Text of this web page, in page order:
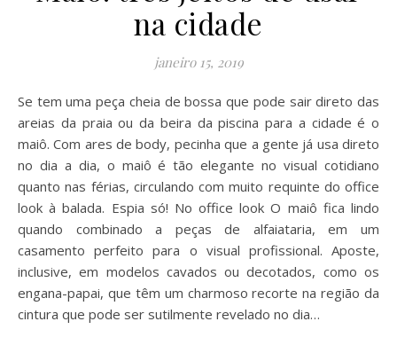
na cidade
janeiro 15, 2019
Se tem uma peça cheia de bossa que pode sair direto das
areias da praia ou da beira da piscina para a cidade é o
maiô. Com ares de body, pecinha que a gente já usa direto
no dia a dia, o maiô é tão elegante no visual cotidiano
quanto nas férias, circulando com muito requinte do office
look à balada. Espia só! No office look O maiô fica lindo
quando combinado a peças de alfaiataria, em um
casamento perfeito para o visual profissional. Aposte,
inclusive, em modelos cavados ou decotados, como os
engana-papai, que têm um charmoso recorte na região da
cintura que pode ser sutilmente revelado no dia…